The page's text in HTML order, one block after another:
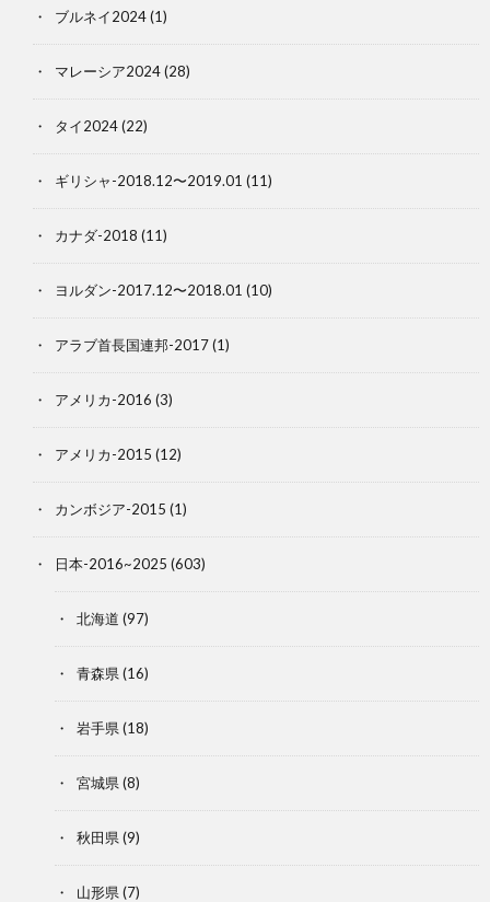
ブルネイ2024(1)
マレーシア2024(28)
タイ2024(22)
ギリシャ-2018.12〜2019.01 (11)
カナダ-2018 (11)
ヨルダン-2017.12〜2018.01 (10)
アラブ首長国連邦-2017(1)
アメリカ-2016 (3)
アメリカ-2015 (12)
カンボジア-2015 (1)
日本-2016~2025 (603)
北海道 (97)
青森県(16)
岩手県(18)
宮城県(8)
秋田県(9)
山形県(7)